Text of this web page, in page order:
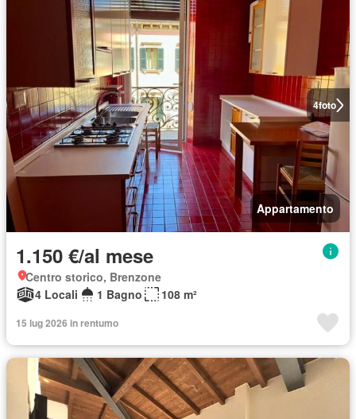
4foto
Appartamento
1.150 €/al mese
Centro storico, Brenzone
4 Locali
1 Bagno 108 m²
15 lug 2026 in rentumo